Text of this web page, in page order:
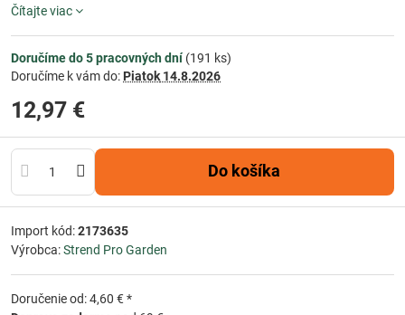
Čítajte viac
Doručíme do 5 pracovných dní(191 ks)
Doručíme k vám do: Piatok 14.8.2026
12,97 €
Do košíka
Import kód:2173635
Výrobca:Strend Pro Garden
Doručenie od: 4,60 € *